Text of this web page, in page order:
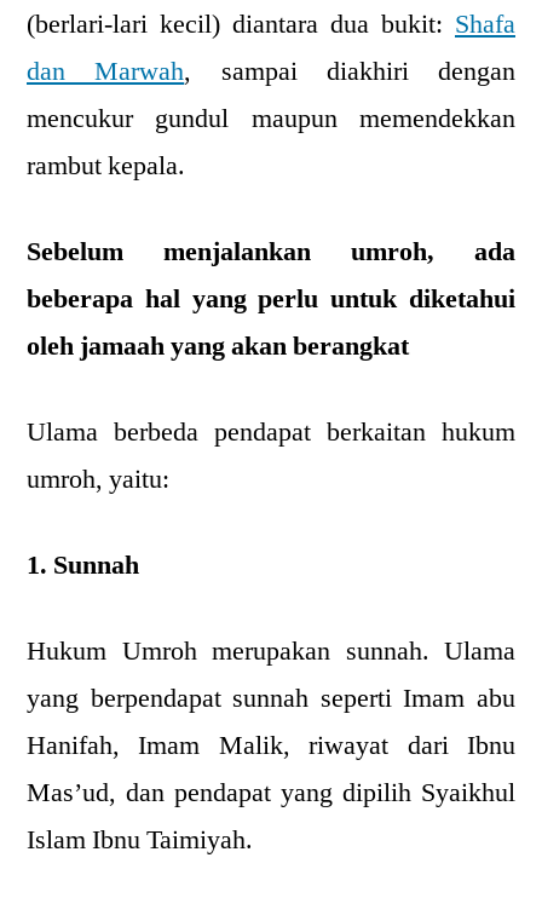
(berlari-lari kecil) diantara dua bukit: Shafa
dan Marwah, sampai diakhiri dengan
mencukur gundul maupun memendekkan
rambut kepala.
Sebelum menjalankan umroh, ada
beberapa hal yang perlu untuk diketahui
oleh jamaah yang akan berangkat
Ulama berbeda pendapat berkaitan hukum
umroh, yaitu:
1. Sunnah
Hukum Umroh merupakan sunnah. Ulama
yang berpendapat sunnah seperti Imam abu
Hanifah, Imam Malik, riwayat dari Ibnu
Mas’ud, dan pendapat yang dipilih Syaikhul
Islam Ibnu Taimiyah.